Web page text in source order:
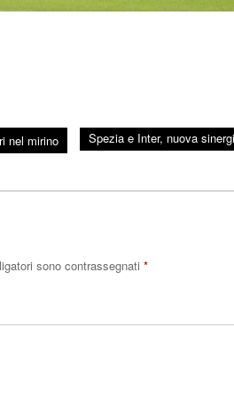
nel mirino Spezia e Inter, nuova
sono contrassegnati *